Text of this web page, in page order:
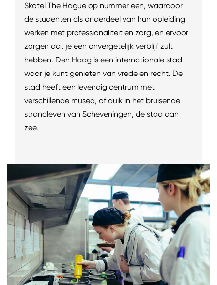
Skotel The Hague op nummer een, waardoor
de studenten als onderdeel van hun opleiding
werken met professionaliteit en zorg, en ervoor
zorgen dat je een onvergetelijk verblijf zult
hebben. Den Haag is een internationale stad
waar je kunt genieten van vrede en recht. De
stad heeft een levendig centrum met
verschillende musea, of duik in het bruisende
strandleven van Scheveningen, de stad aan
zee.